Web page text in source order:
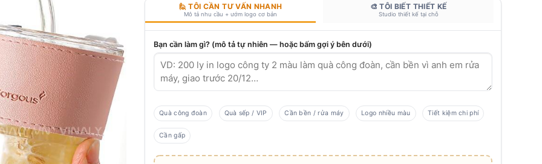
🙋 TÔI CẦN TƯ VẤN NHANH
Mô tả nhu cầu + ướm logo cơ bản
🎨 TÔI BIẾT THIẾT KẾ
Studio thiết kế tại chỗ
Bạn cần làm gì? (mô tả tự nhiên — hoặc bấm gợi ý bên dưới)
Quà công đoàn Quà sếp / VIP Cần bền / rửa máy Logo nhiều màu Tiết kiệm chi phí
Cần gấp